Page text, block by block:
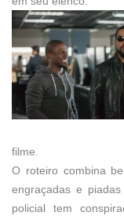
filme.
O roteiro combina
engraçadas e
policial tem